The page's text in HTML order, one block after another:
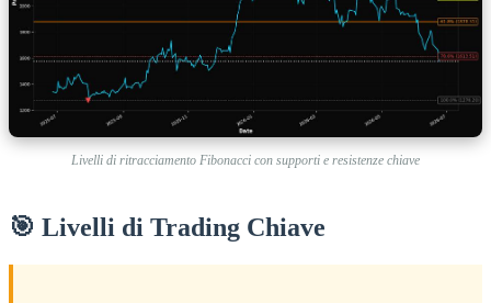
Livelli di ritracciamento Fibonacci con supporti e resistenze chiave
🎯 Livelli di Trading Chiave